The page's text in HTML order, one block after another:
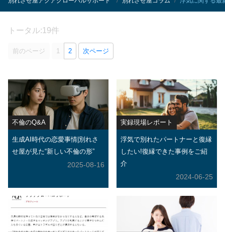
トータル:19件
前のページ 1 2 次ページ
不倫のQ&A
生成AI時代の恋愛事情|別れさ
せ屋が見た“新しい不倫の形”
2025-08-16
実録現場レポート
浮気で別れたパートナーと復縁
したい!復縁できた事例をご紹
介
2024-06-25